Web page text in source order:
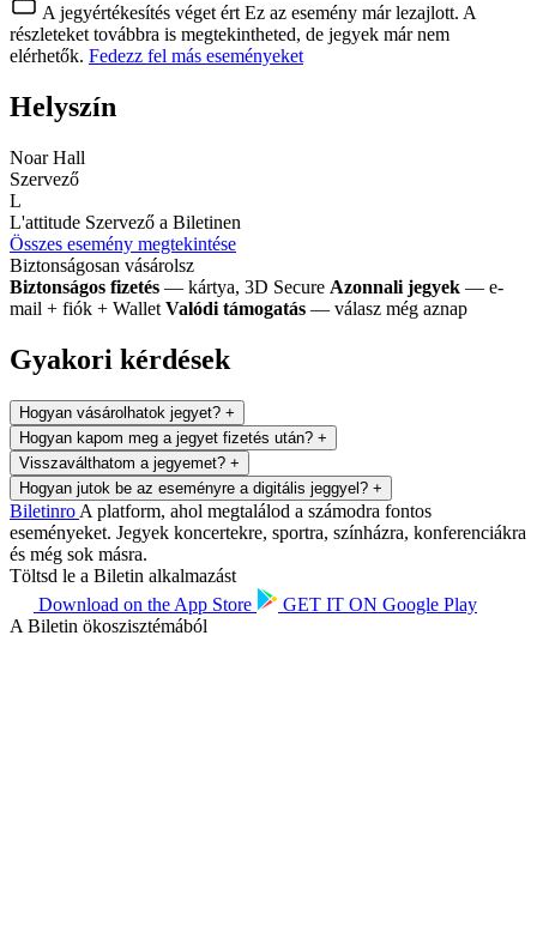
A jegyértékesítés véget ért Ez az esemény már lezajlott. A
részleteket továbbra is megtekintheted, de jegyek már nem
elérhetők. Fedezz fel más eseményeket
Helyszín
Noar Hall
Szervező
L
L'attitude Szervező a Biletinen
Összes esemény megtekintése
Biztonságosan vásárolsz
Biztonságos fizetés — kártya, 3D Secure Azonnali jegyek — e-
mail + fiók + Wallet Valódi támogatás — válasz még aznap
Gyakori kérdések
Hogyan vásárolhatok jegyet? +
Hogyan kapom meg a jegyet fizetés után? +
Visszaválthatom a jegyemet? +
Hogyan jutok be az eseményre a digitális jeggyel? +
Biletinro A platform, ahol megtalálod a számodra fontos
eseményeket. Jegyek koncertekre, sportra, színházra, konferenciákra
és még sok másra.
Töltsd le a Biletin alkalmazást
Download on the App Store GET IT ON Google Play
A Biletin ökoszisztémából